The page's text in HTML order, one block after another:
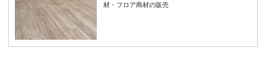
材・フロア商材の販売